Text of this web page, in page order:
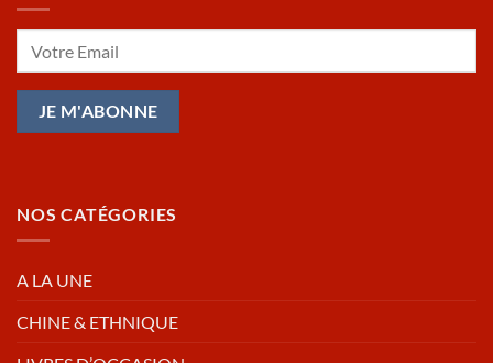
NOS CATÉGORIES
A LA UNE
CHINE & ETHNIQUE